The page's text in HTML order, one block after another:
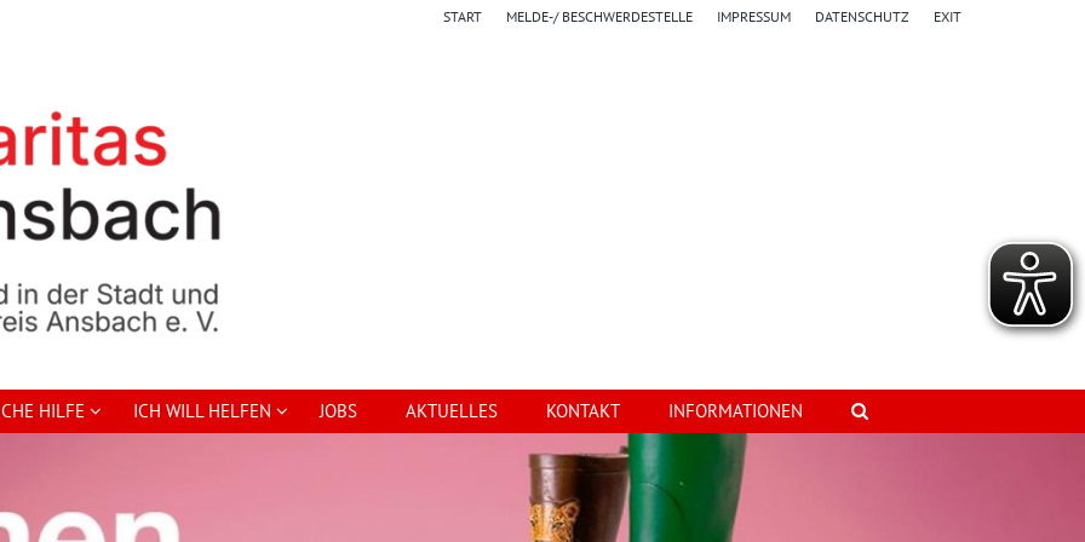
START MELDE-/ BESCHWERDESTELLE IMPRESSUM DATENSCHUTZ EXIT
HILFE ICH WILL HELFEN JOBS AKTUELLES KONTAKT INFORMATIONEN